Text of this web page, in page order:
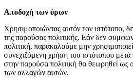
Αποδοχή των όρων
Χρησιμοποιώντας αυτόν τον ιστότοπο,
της παρούσας πολιτικής. Εάν δεν
πολιτική, παρακαλούμε μην
συνεχιζόμενη χρήση του ιστότοπου
στην παρούσα πολιτική θα θεωρηθεί ως
των αλλαγών αυτών.